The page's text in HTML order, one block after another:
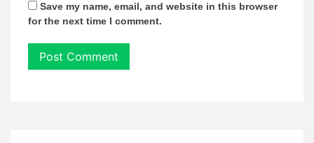
Save my name, email, and website in this browser
for the next time I comment.